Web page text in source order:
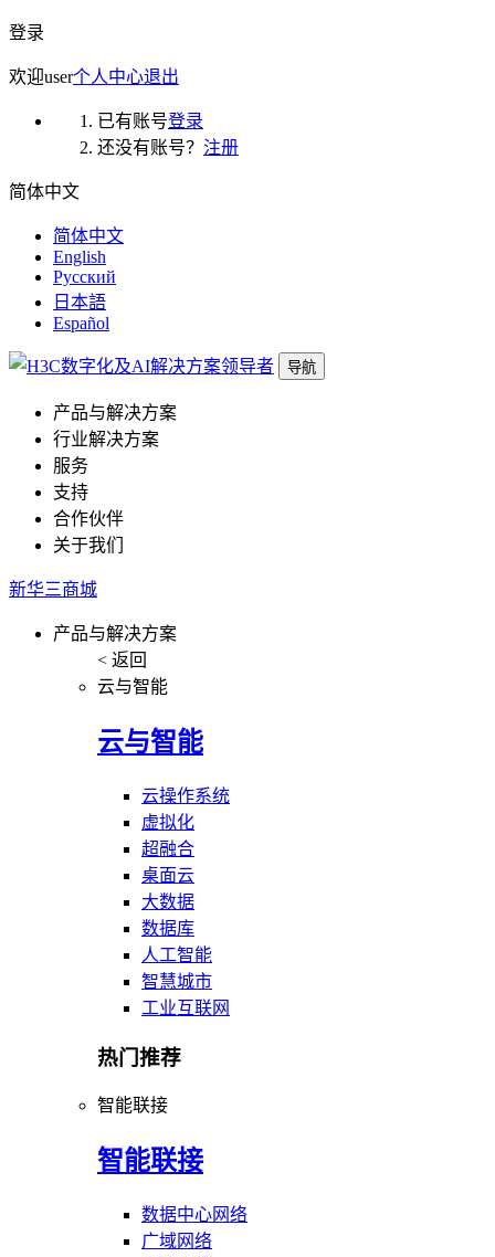
登录
欢迎user个人中心退出
已有账号登录
还没有账号？ 注册
简体中文
简体中文
English
Русский
日本語
Español
导航
产品与解决方案
行业解决方案
服务
支持
合作伙伴
关于我们
新华三商城
产品与解决方案
< 返回
云与智能
云与智能
云操作系统
虚拟化
超融合
桌面云
大数据
数据库
人工智能
智慧城市
工业互联网
热门推荐
智能联接
智能联接
数据中心网络
广域网络